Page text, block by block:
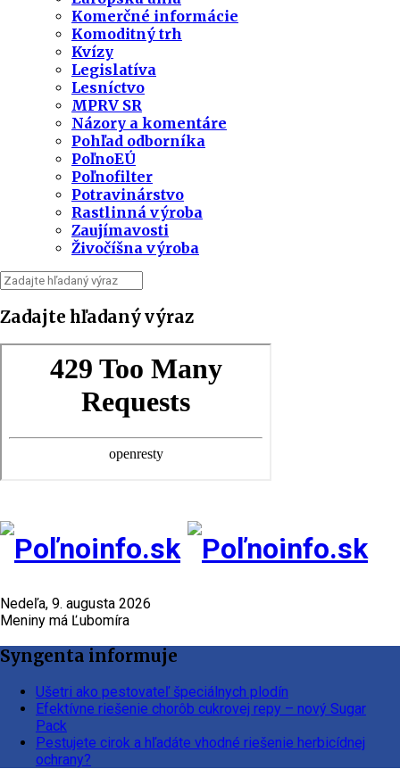
Komerčné informácie
Komoditný trh
Kvízy
Legislatíva
Lesníctvo
MPRV SR
Názory a komentáre
Pohľad odborníka
PoľnoEÚ
Poľnofilter
Potravinárstvo
Rastlinná výroba
Zaujímavosti
Živočíšna výroba
Zadajte hľadaný výraz
Nedeľa, 9. augusta 2026
Meniny má Ľubomíra
Syngenta informuje
Ušetri ako pestovateľ špeciálnych plodín
Efektívne riešenie chorôb cukrovej repy – nový Sugar
Pack
Pestujete cirok a hľadáte vhodné riešenie herbicídnej
ochrany?